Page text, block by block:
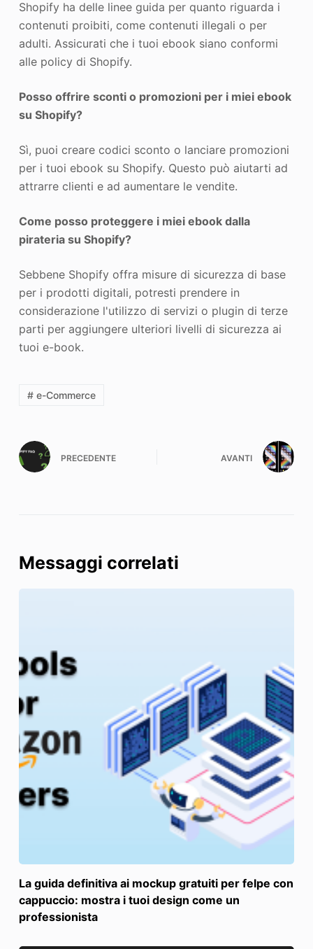
Shopify ha delle linee guida per quanto riguarda i
contenuti proibiti, come contenuti illegali o per
adulti. Assicurati che i tuoi ebook siano conformi
alle policy di Shopify.
Posso offrire sconti o promozioni per i miei ebook
su Shopify?
Sì, puoi creare codici sconto o lanciare promozioni
per i tuoi ebook su Shopify. Questo può aiutarti ad
attrarre clienti e ad aumentare le vendite.
Come posso proteggere i miei ebook dalla
pirateria su Shopify?
Sebbene Shopify offra misure di sicurezza di base
per i prodotti digitali, potresti prendere in
considerazione l'utilizzo di servizi o plugin di terze
parti per aggiungere ulteriori livelli di sicurezza ai
tuoi e-book.
# e-Commerce
PRECEDENTE AVANTI
Messaggi correlati
La guida definitiva ai mockup gratuiti per felpe con
cappuccio: mostra i tuoi design come un
professionista